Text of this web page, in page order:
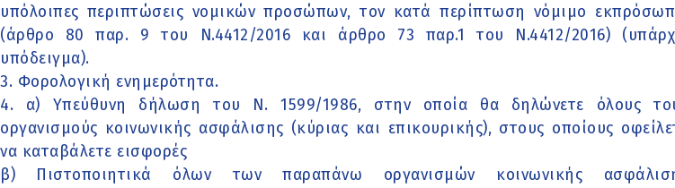
υπόλοιπες περιπτώσεις νομικών προσώπων, τον κατά περίπτωση νόμιμο
(άρθρο 80 παρ. 9 του Ν.4412/2016 και άρθρο 73 παρ.1 του Ν.4412/2016)
υπόδειγμα).
3. Φορολογική ενημερότητα.
4. α) Υπεύθυνη δήλωση του Ν. 1599/1986, στην οποία θα δηλώνετε όλους
οργανισμούς κοινωνικής ασφάλισης (κύριας και επικουρικής), στους οποίους
να καταβάλετε εισφορές
β) Πιστοποιητικά όλων των παραπάνω οργανισμών κοινωνικής